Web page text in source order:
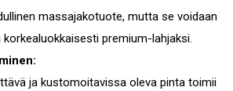
massajakotuote, mutta se voidaan
premium-lahjaksi.
ja kustomoitavissa oleva pinta toimii